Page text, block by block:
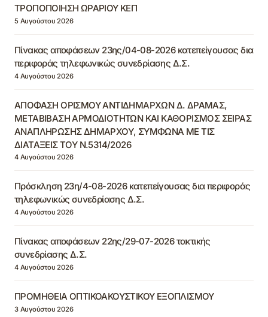
ΤΡΟΠΟΠΟΙΗΣΗ ΩΡΑΡΙΟΥ ΚΕΠ
5 Αυγούστου 2026
Πίνακας αποφάσεων 23ης/04-08-2026 κατεπείγουσας δια
περιφοράς τηλεφωνικώς συνεδρίασης Δ.Σ.
4 Αυγούστου 2026
ΑΠΟΦΑΣΗ ΟΡΙΣΜΟΥ ΑΝΤΙΔΗΜΑΡΧΩΝ Δ. ΔΡΑΜΑΣ,
ΜΕΤΑΒΙΒΑΣΗ ΑΡΜΟΔΙΟΤΗΤΩΝ ΚΑΙ ΚΑΘΟΡΙΣΜΟΣ ΣΕΙΡΑΣ
ΑΝΑΠΛΗΡΩΣΗΣ ΔΗΜΑΡΧΟΥ, ΣΥΜΦΩΝΑ ΜΕ ΤΙΣ
ΔΙΑΤΑΞΕΙΣ ΤΟΥ Ν.5314/2026
4 Αυγούστου 2026
Πρόσκληση 23η/4-08-2026 κατεπείγουσας δια περιφοράς
τηλεφωνικώς συνεδρίασης Δ.Σ.
4 Αυγούστου 2026
Πίνακας αποφάσεων 22ης/29-07-2026 τακτικής
συνεδρίασης Δ.Σ.
4 Αυγούστου 2026
ΠΡΟΜΗΘΕΙΑ ΟΠΤΙΚΟΑΚΟΥΣΤΙΚΟΥ ΕΞΟΠΛΙΣΜΟΥ
3 Αυγούστου 2026